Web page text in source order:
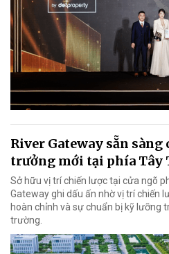
River Gateway sẵn
trưởng mới tại phía Tây
Sở hữu vị trí chiến lược tại cửa ngõ
Gateway ghi dấu ấn nhờ vị trí chiến
hoàn chỉnh và sự chuẩn bị kỹ lưỡng
trường.